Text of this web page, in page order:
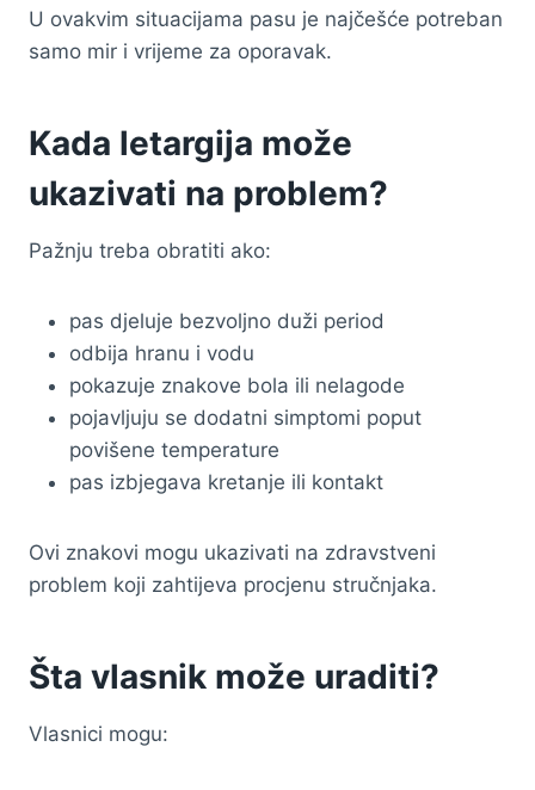
U ovakvim situacijama pasu je najčešće potreban
samo mir i vrijeme za oporavak.
Kada letargija može
ukazivati na problem?
Pažnju treba obratiti ako:
pas djeluje bezvoljno duži period
odbija hranu i vodu
pokazuje znakove bola ili nelagode
pojavljuju se dodatni simptomi poput
povišene temperature
pas izbjegava kretanje ili kontakt
Ovi znakovi mogu ukazivati na zdravstveni
problem koji zahtijeva procjenu stručnjaka.
Šta vlasnik može uraditi?
Vlasnici mogu: